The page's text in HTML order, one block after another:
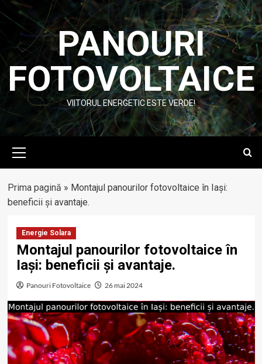
Skip
to
content
PANOURI
FOTOVOLTAICE
VIITORUL ENERGETIC ESTE VERDE!
Menu
Prima pagină » Montajul panourilor fotovoltaice în Iași:
beneficii și avantaje.
Energie Solara
Montajul panourilor fotovoltaice în
Iași: beneficii și avantaje.
Panouri Fotovoltaice 26 mai 2024